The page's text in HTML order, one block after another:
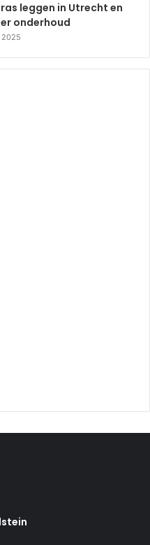
leggen in Utrecht en
onderhoud
2025